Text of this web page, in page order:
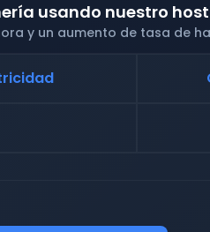
usando nuestro
y un aumento de tasa de